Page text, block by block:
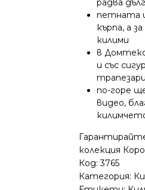
радва
петната
кърпа, а
килими
в
и със
по-горе
видео,
колекция
Код:3765
Категория: